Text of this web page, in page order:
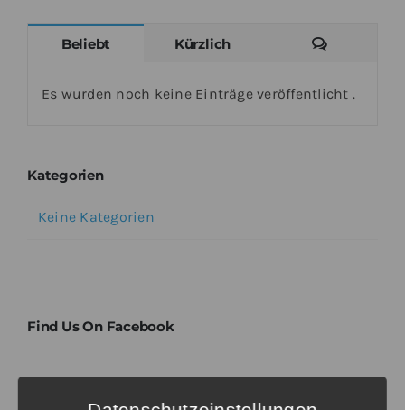
Download
Beliebt Kürzlich
Es wurden noch keine Einträge veröffentlicht .
Kategorien
Keine Kategorien
Find Us On Facebook